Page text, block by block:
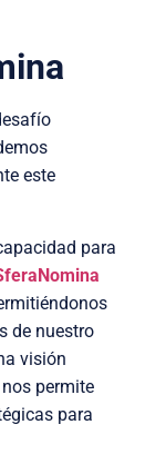
este
para
de nuestro
visión
permite
para